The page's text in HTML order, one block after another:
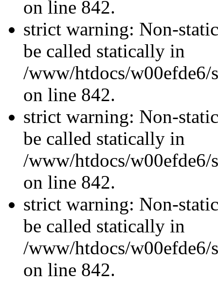
on line 842.
strict warning: Non-
be called statically in
/www/htdocs/w00efde6/
on line 842.
strict warning: Non-
be called statically in
/www/htdocs/w00efde6/
on line 842.
strict warning: Non-
be called statically in
/www/htdocs/w00efde6/
on line 842.